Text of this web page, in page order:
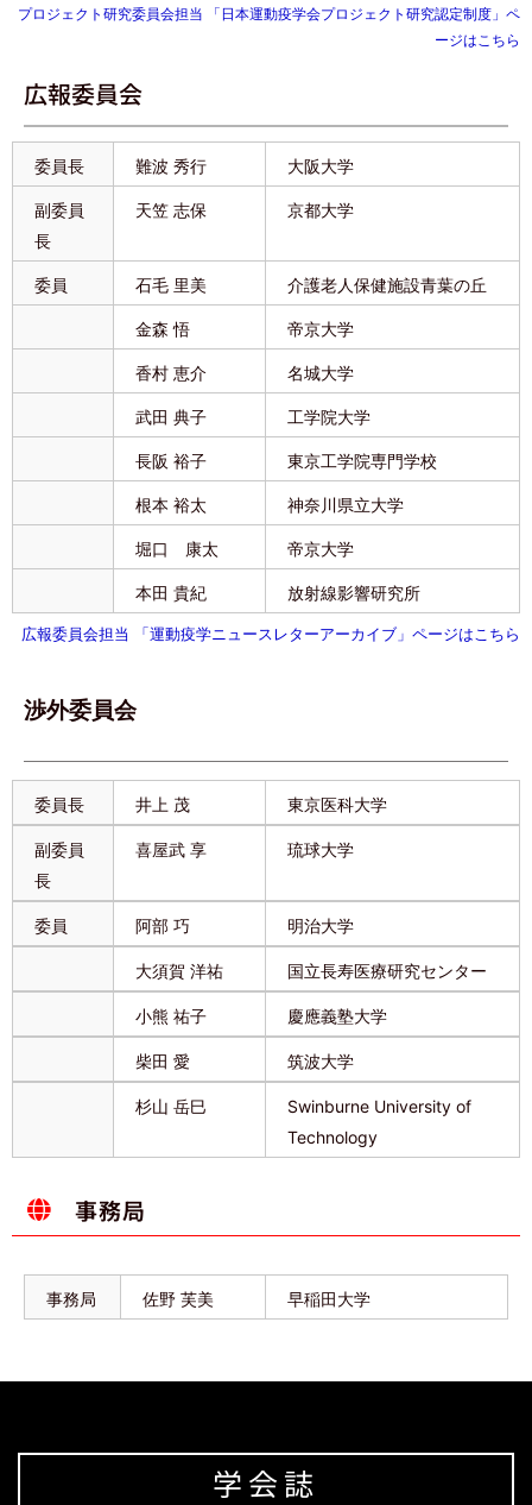
プロジェクト研究委員会担当 「日本運動疫学会プロジェクト研究認定制度」ペ
ージはこちら
広報委員会
委員長 難波 秀行 大阪大学
副委員
長
天笠 志保 京都大学
委員 石毛 里美 介護老人保健施設青葉の丘
金森 悟 帝京大学
香村 恵介 名城大学
武田 典子 工学院大学
長阪 裕子 東京工学院専門学校
根本 裕太 神奈川県立大学
堀口 康太 帝京大学
本田 貴紀 放射線影響研究所
広報委員会担当 「運動疫学ニュースレターアーカイブ」ページはこちら
渉外委員会
委員長 井上 茂 東京医科大学
副委員
長
喜屋武 享 琉球大学
委員 阿部 巧 明治大学
大須賀 洋祐 国立長寿医療研究センター
小熊 祐子 慶應義塾大学
柴田 愛 筑波大学
杉山 岳巳
Swinburne University of
Technology
事務局
事務局 佐野 芙美 早稲田大学
学会誌